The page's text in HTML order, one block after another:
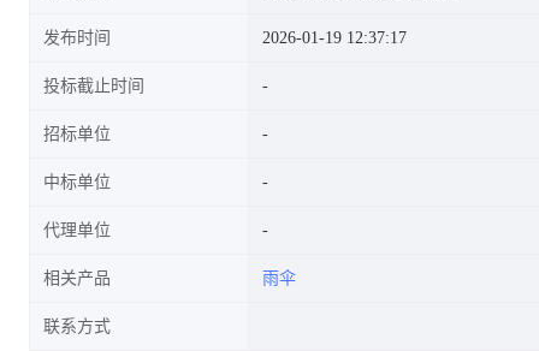
发布时间 2026-01-19 12:37:17
投标截止时间
招标单位
中标单位
代理单位
相关产品 雨伞
联系方式